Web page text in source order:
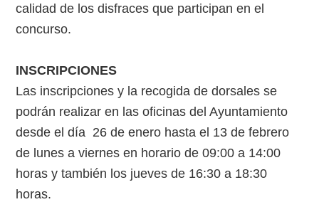
calidad de los disfraces que participan en el
concurso.
INSCRIPCIONES
Las inscripciones y la recogida de dorsales se
podrán realizar en las oficinas del Ayuntamiento
desde el día 26 de enero hasta el 13 de febrero
de lunes a viernes en horario de 09:00 a 14:00
horas y también los jueves de 16:30 a 18:30
horas.